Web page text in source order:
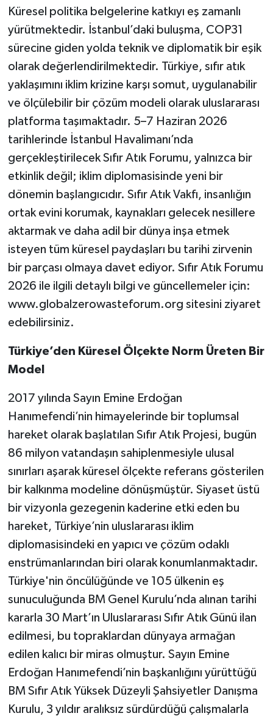
Küresel politika belgelerine katkıyı eş zamanlı
yürütmektedir. İstanbul’daki buluşma, COP31
sürecine giden yolda teknik ve diplomatik bir eşik
olarak değerlendirilmektedir. Türkiye, sıfır atık
yaklaşımını iklim krizine karşı somut, uygulanabilir
ve ölçülebilir bir çözüm modeli olarak uluslararası
platforma taşımaktadır. 5–7 Haziran 2026
tarihlerinde İstanbul Havalimanı’nda
gerçekleştirilecek Sıfır Atık Forumu, yalnızca bir
etkinlik değil; iklim diplomasisinde yeni bir
dönemin başlangıcıdır. Sıfır Atık Vakfı, insanlığın
ortak evini korumak, kaynakları gelecek nesillere
aktarmak ve daha adil bir dünya inşa etmek
isteyen tüm küresel paydaşları bu tarihi zirvenin
bir parçası olmaya davet ediyor. Sıfır Atık Forumu
2026 ile ilgili detaylı bilgi ve güncellemeler için:
www.globalzerowasteforum.org sitesini ziyaret
edebilirsiniz.
Türkiye’den Küresel Ölçekte Norm Üreten Bir
Model
2017 yılında Sayın Emine Erdoğan
Hanımefendi’nin himayelerinde bir toplumsal
hareket olarak başlatılan Sıfır Atık Projesi, bugün
86 milyon vatandaşın sahiplenmesiyle ulusal
sınırları aşarak küresel ölçekte referans gösterilen
bir kalkınma modeline dönüşmüştür. Siyaset üstü
bir vizyonla gezegenin kaderine etki eden bu
hareket, Türkiye’nin uluslararası iklim
diplomasisindeki en yapıcı ve çözüm odaklı
enstrümanlarından biri olarak konumlanmaktadır.
Türkiye'nin öncülüğünde ve 105 ülkenin eş
sunuculuğunda BM Genel Kurulu’nda alınan tarihi
kararla 30 Mart’ın Uluslararası Sıfır Atık Günü ilan
edilmesi, bu topraklardan dünyaya armağan
edilen kalıcı bir miras olmuştur. Sayın Emine
Erdoğan Hanımefendi’nin başkanlığını yürüttüğü
BM Sıfır Atık Yüksek Düzeyli Şahsiyetler Danışma
Kurulu, 3 yıldır aralıksız sürdürdüğü çalışmalarla